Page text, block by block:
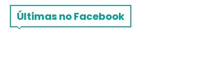
Últimas no Facebook